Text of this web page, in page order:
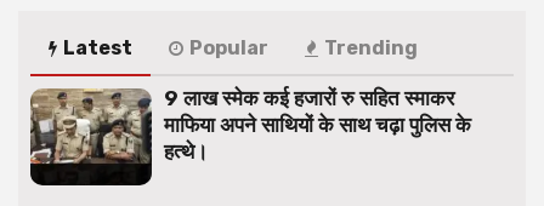
Latest Popular Trending
9 लाख स्मेक कई हजारों रु सहित स्माकर
माफिया अपने साथियों के साथ चढ़ा पुलिस के
हत्थे।